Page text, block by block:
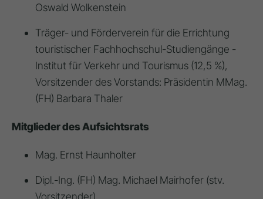
Oswald Wolkenstein
Träger- und Förderverein für die Errichtung
touristischer Fachhochschul-Studiengänge -
Institut für Verkehr und Tourismus (12,5 %),
Vorsitzender des Vorstands: Präsidentin MMag.
(FH) Barbara Thaler
Mitglieder des Aufsichtsrats
Mag. Ernst Haunholter
Dipl.-Ing. (FH) Mag. Michael Mairhofer (stv.
Vorsitzender)